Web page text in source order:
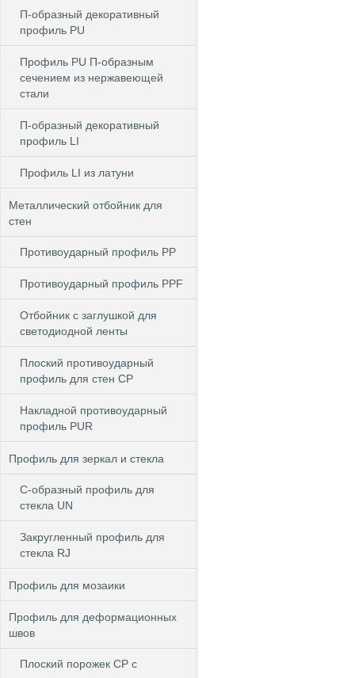
П-образный декоративный
профиль PU
Профиль PU П-образным
сечением из нержавеющей
стали
П-образный декоративный
профиль LI
Профиль LI из латуни
Металлический отбойник для
стен
Противоударный профиль PP
Противоударный профиль PPF
Отбойник с заглушкой для
светодиодной ленты
Плоский противоударный
профиль для стен CP
Накладной противоударный
профиль PUR
Профиль для зеркал и стекла
С-образный профиль для
стекла UN
Закругленный профиль для
стекла RJ
Профиль для мозаики
Профиль для деформационных
швов
Плоский порожек СP с